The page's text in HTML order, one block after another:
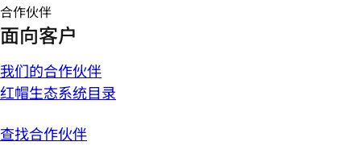
合作伙伴
面向客户
我们的合作伙伴
红帽生态系统目录
查找合作伙伴